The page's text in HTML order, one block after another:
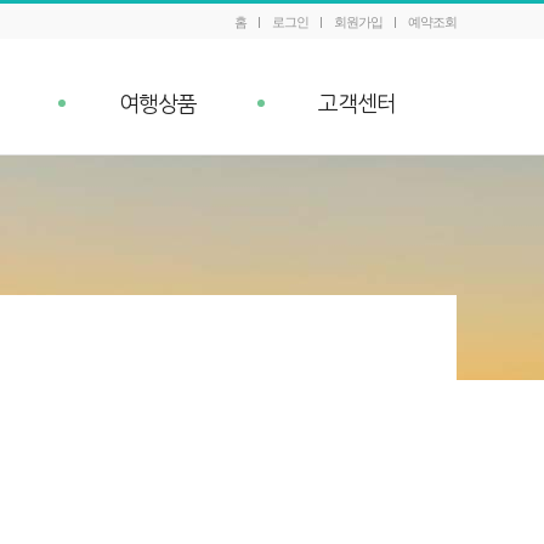
홈 로그인 회원가입 예약조회
여행상품
패키지 예약조회
고객센터
공지사항